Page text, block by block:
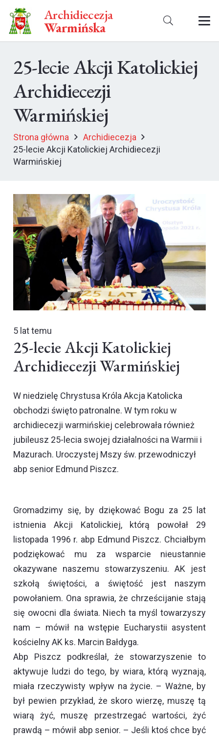
Archidiecezja
Warmińska
25-lecie Akcji Katolickiej
Archidiecezji
Warmińskiej
Strona główna
Archidiecezja
25-lecie Akcji Katolickiej Archidiecezji
Warmińskiej
5 lat temu
25-lecie Akcji Katolickiej
Archidiecezji Warmińskiej
W niedzielę Chrystusa Króla Akcja Katolicka
obchodzi święto patronalne. W tym roku w
archidiecezji warmińskiej celebrowała również
jubileusz 25-lecia swojej działalności na Warmii i
Mazurach. Uroczystej Mszy św. przewodniczył
abp senior Edmund Piszcz.
Gromadzimy się, by dziękować Bogu za 25 lat
istnienia Akcji Katolickiej, którą powołał 29
listopada 1996 r. abp Edmund Piszcz. Chciałbym
podziękować mu za wsparcie nieustannie
okazywane naszemu stowarzyszeniu. AK jest
szkołą świętości, a świętość jest naszym
powołaniem. Ona sprawia, że chrześcijanie stają
się owocni dla świata. Niech ta myśl towarzyszy
nam – mówił na wstępie Eucharystii asystent
kościelny AK ks. Marcin Bałdyga.
Abp Piszcz podkreślał, że stowarzyszenie to
aktywuje ludzi do tego, by wiara, którą wyznają,
miała rzeczywisty wpływ na życie. – Ważne, by
był pewien przykład, że skoro wierzę, muszę tą
wiarą żyć, muszę przestrzegać wartości, żyć
prawdą – mówił abp senior. – Jeśli ktoś chce być